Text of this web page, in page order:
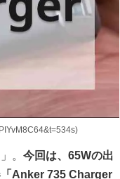
。 今回は、65Wの出
「Anker 735 Charger